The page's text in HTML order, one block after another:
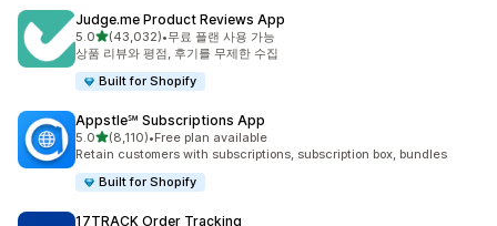
Judge.me Product Reviews App
5.0별 5개 중
(43,032)
총 리뷰 43032개
•무료 플랜 사용 가능
상품 리뷰와 평점, 후기를 무제한 수집
Built for Shopify
Appstle℠ Subscriptions App
5.0별 5개 중
(8,110)
총 리뷰 8110개
•Free plan available
Retain customers with subscriptions, subscription box, bundles
Built for Shopify
17TRACK Order Tracking